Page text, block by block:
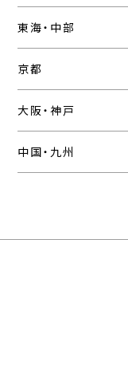
東海・中部
京都
大阪・神戸
中国・九州